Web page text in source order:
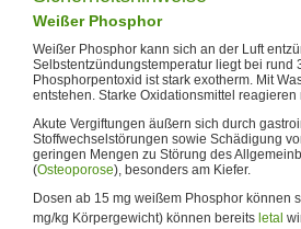
Weißer Phosphor
Weißer Phosphor kann sich an der Luft
Selbstentzündungstemperatur liegt bei rund
Phosphorpentoxid ist stark exotherm. Mit
entstehen. Starke Oxidationsmittel reagieren
Akute Vergiftungen äußern sich durch
Stoffwechselstörungen sowie Schädigung
geringen Mengen zu Störung des
(Osteoporose), besonders am Kiefer.
Dosen ab 15 mg weißem Phosphor können
mg/kg Körpergewicht) können bereits letal